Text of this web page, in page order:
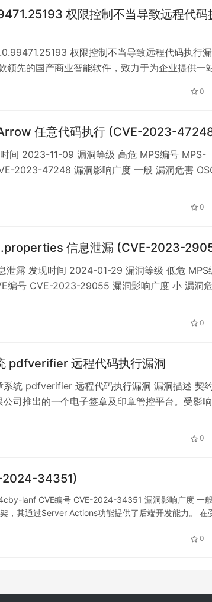
权限控制不当导致远程代码
权限控制不当导致远程代码执行
先的国产商业智能软件，致力于为企业提供一
过访问 /smartbi/vision/share.jsp?resid= 公开分
0
任意代码执行 (CVE-2023-
间 2023-11-09 漏洞等级 高危 MPS编号 MPS-
2023-47248 漏洞影响广度 一般 漏洞危害
的C++实现提供了Python …
0
信息泄漏 (CVE-2023-
泄露 发现时间 2024-01-29 漏洞等级 低危 MPS
编号 CVE-2023-29055 漏洞影响广度 小 漏洞
0
pdfverifier 远程代码执行漏洞
系统 pdfverifier 远程代码执行漏洞 漏洞描述 契
司推出的一个电子签章及印章管控平台。受影响
合法性校验。攻击者可构造包含 ../ 的恶意条目，
0
2024-34351)
lanf CVE编号 CVE-2024-34351 漏洞影响广度 一
其通过Server Actions功能提供了后端开发能力。 在
0